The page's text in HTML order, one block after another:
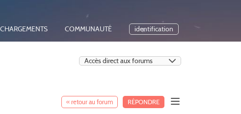
COMMUNAUTÉ identification
« retour au forum RÉPONDRE